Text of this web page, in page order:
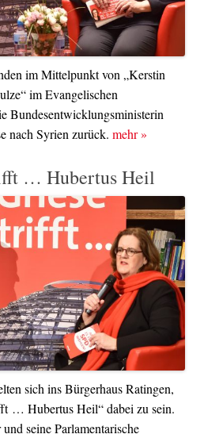
im Mittelpunkt von „Kerstin
im Evangelischen
Bundesentwicklungsministerin
nach Syrien zurück. mehr»
… Hubertus Heil
sich ins Bürgerhaus Ratingen,
… Hubertus Heil“ dabei zu sein.
seine Parlamentarische